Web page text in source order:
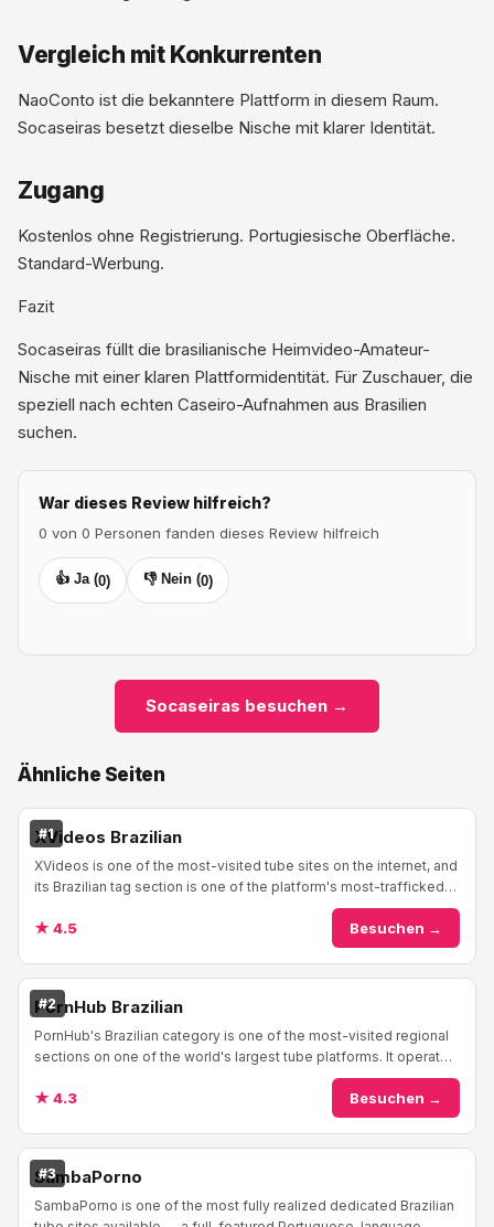
Vergleich mit Konkurrenten
NaoConto ist die bekanntere Plattform in diesem Raum.
Socaseiras besetzt dieselbe Nische mit klarer Identität.
Zugang
Kostenlos ohne Registrierung. Portugiesische Oberfläche.
Standard-Werbung.
Fazit
Socaseiras füllt die brasilianische Heimvideo-Amateur-
Nische mit einer klaren Plattformidentität. Für Zuschauer, die
speziell nach echten Caseiro-Aufnahmen aus Brasilien
suchen.
War dieses Review hilfreich?
0 von 0 Personen fanden dieses Review hilfreich
👍 Ja (0) 👎 Nein (0)
Socaseiras besuchen →
Ähnliche Seiten
#1
XVideos Brazilian
XVideos is one of the most-visited tube sites on the internet, and
its Brazilian tag section is one of the platform's most-trafficked
★ 4.5 Besuchen →
#2
PornHub Brazilian
PornHub's Brazilian category is one of the most-visited regional
sections on one of the world's largest tube platforms. It operates
★ 4.3 Besuchen →
#3
SambaPorno
SambaPorno is one of the most fully realized dedicated Brazilian